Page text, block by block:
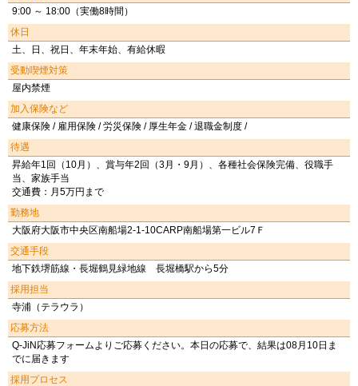
9:00 ～ 18:00（実働8時間）
休日
土、日、祝日、年末年始、有給休暇
受動喫煙対策
屋内禁煙
加入保険など
健康保険 / 雇用保険 / 労災保険 / 厚生年金 / 退職金制度 /
待遇
昇給年1回（10月）、賞与年2回（3月・9月）、各種社会保険完備、役職手
当、家族手当
交通費：月5万円まで
勤務地
大阪府大阪市中央区南船場2-1-10CARP南船場第一ビル7Ｆ
交通手段
地下鉄堺筋線・長堀鶴見緑地線 長堀橋駅から5分
採用担当
寺浦（テラウラ）
応募方法
Q-JiN応募フォームよりご応募ください。本日の応募で、結果は08月10日ま
でに届きます
採用プロセス